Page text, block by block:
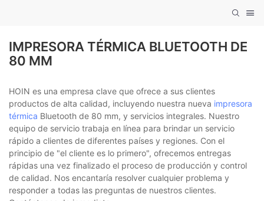
IMPRESORA TÉRMICA BLUETOOTH DE
80 MM
HOIN es una empresa clave que ofrece a sus clientes
productos de alta calidad, incluyendo nuestra nueva impresora
térmica Bluetooth de 80 mm, y servicios integrales. Nuestro
equipo de servicio trabaja en línea para brindar un servicio
rápido a clientes de diferentes países y regiones. Con el
principio de "el cliente es lo primero", ofrecemos entregas
rápidas una vez finalizado el proceso de producción y control
de calidad. Nos encantaría resolver cualquier problema y
responder a todas las preguntas de nuestros clientes.